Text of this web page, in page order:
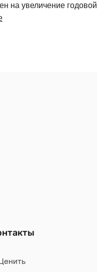
на увеличение годовой